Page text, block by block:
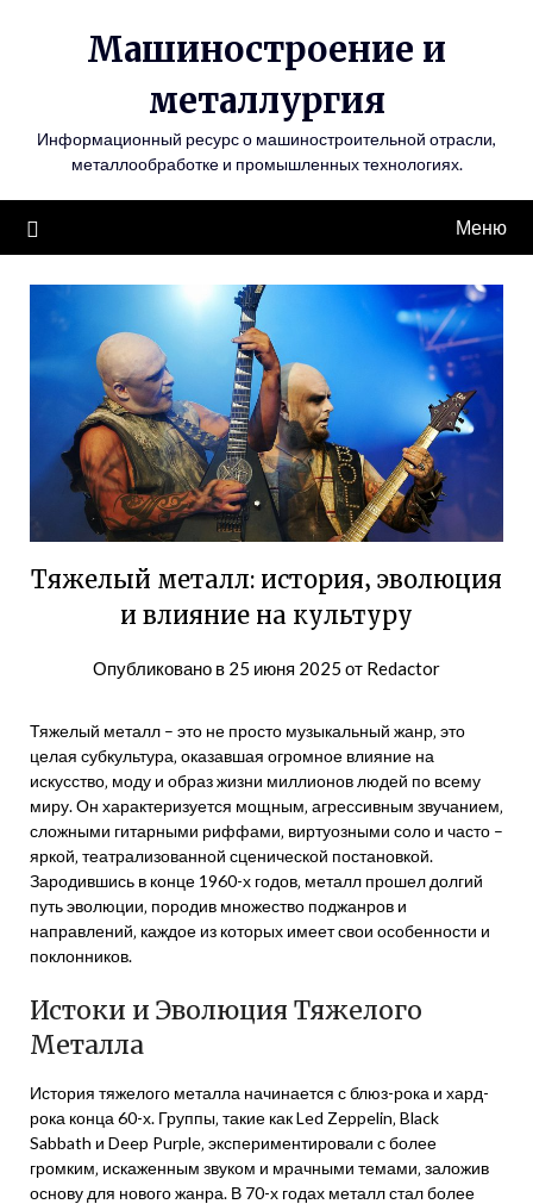
Машиностроение и
металлургия
Информационный ресурс о машиностроительной отрасли,
металлообработке и промышленных технологиях.
Меню
Тяжелый металл: история‚ эволюция
и влияние на культуру
Опубликовано в 25 июня 2025 от Redactor
Тяжелый металл – это не просто музыкальный жанр‚ это
целая субкультура‚ оказавшая огромное влияние на
искусство‚ моду и образ жизни миллионов людей по всему
миру. Он характеризуется мощным‚ агрессивным звучанием‚
сложными гитарными риффами‚ виртуозными соло и часто –
яркой‚ театрализованной сценической постановкой.
Зародившись в конце 1960-х годов‚ металл прошел долгий
путь эволюции‚ породив множество поджанров и
направлений‚ каждое из которых имеет свои особенности и
поклонников.
Истоки и Эволюция Тяжелого
Металла
История тяжелого металла начинается с блюз-рока и хард-
рока конца 60-х. Группы‚ такие как Led Zeppelin‚ Black
Sabbath и Deep Purple‚ экспериментировали с более
громким‚ искаженным звуком и мрачными темами‚ заложив
основу для нового жанра. В 70-х годах металл стал более